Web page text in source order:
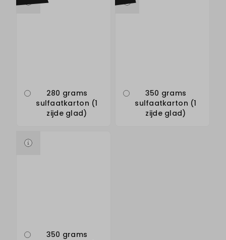
280 grams
sulfaatkarton (1
zijde glad)
350 grams
sulfaatkarton (1
zijde glad)
350 grams